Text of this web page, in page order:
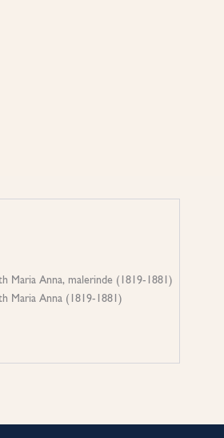
Maria Anna, malerinde (1819-1881)
Maria Anna (1819-1881)